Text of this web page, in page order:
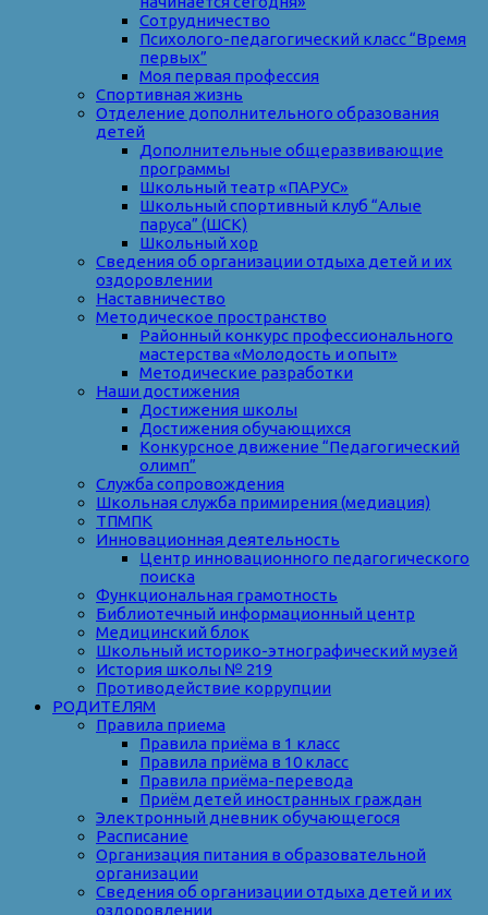
Сотрудничество
Психолого-педагогический класс “Время
первых”
Моя первая профессия
Спортивная жизнь
Отделение дополнительного образования
детей
Дополнительные общеразвивающие
программы
Школьный театр «ПАРУС»
Школьный спортивный клуб “Алые
паруса” (ШСК)
Школьный хор
Сведения об организации отдыха детей и их
оздоровлении
Наставничество
Методическое пространство
Районный конкурс профессионального
мастерства «Молодость и опыт»
Методические разработки
Наши достижения
Достижения школы
Достижения обучающихся
Конкурсное движение “Педагогический
олимп”
Служба сопровождения
Школьная служба примирения (медиация)
ТПМПК
Инновационная деятельность
Центр инновационного педагогического
поиска
Функциональная грамотность
Библиотечный информационный центр
Медицинский блок
Школьный историко-этнографический музей
История школы № 219
Противодействие коррупции
РОДИТЕЛЯМ
Правила приема
Правила приёма в 1 класс
Правила приёма в 10 класс
Правила приёма-перевода
Приём детей иностранных граждан
Электронный дневник обучающегося
Расписание
Организация питания в образовательной
организации
Сведения об организации отдыха детей и их
оздоровлении